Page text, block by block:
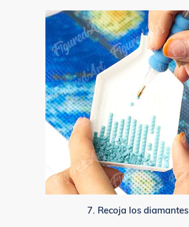
7. Recoja los diamantes